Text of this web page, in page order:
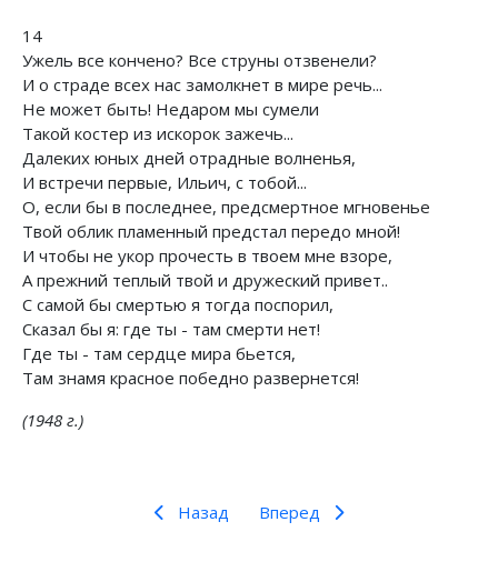
14
Ужель все кончено? Все струны отзвенели?
И о страде всех нас замолкнет в мире речь...
Не может быть! Недаром мы сумели
Такой костер из искорок зажечь...
Далеких юных дней отрадные волненья,
И встречи первые, Ильич, с тобой...
О, если бы в последнее, предсмертное мгновенье
Твой облик пламенный предстал передо мной!
И чтобы не укор прочесть в твоем мне взоре,
А прежний теплый твой и дружеский привет..
С самой бы смертью я тогда поспорил,
Сказал бы я: где ты - там смерти нет!
Где ты - там сердце мира бьется,
Там знамя красное победно развернется!
(1948 г.)
Назад Вперед